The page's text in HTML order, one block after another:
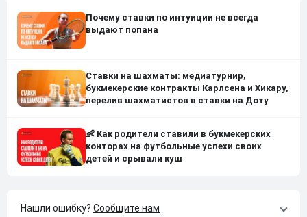
Почему ставки по интуиции не всегда
выдают попана
Ставки на шахматы: медиатурнир,
букмекерские контракты Карлсена и Хикару,
перелив шахматистов в ставки на Доту
👶 Как родители ставили в букмекерских
конторах на футбольные успехи своих
детей и срывали куш
Нашли ошибку? Сообщите нам